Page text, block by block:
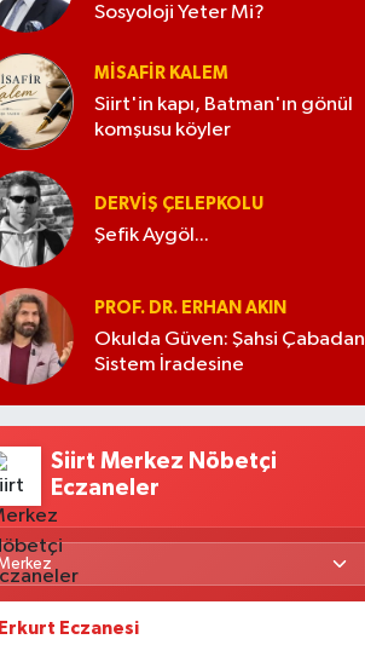
Sosyoloji Yeter Mi?
MISAFIR KALEM
Siirt'in kapı, Batman'ın gönül
komşusu köyler
DERVIŞ ÇELEPKOLU
Şefik Aygöl...
PROF. DR. ERHAN AKIN
Okulda Güven: Şahsi Çabadan
Sistem İradesine
Siirt Merkez Nöbetçi
Eczaneler
Erkurt Eczanesi